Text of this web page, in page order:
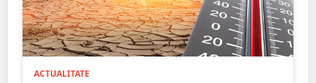
ACTUALITATE